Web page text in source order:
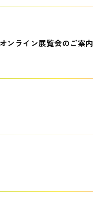
ンライン展覧会のご案内